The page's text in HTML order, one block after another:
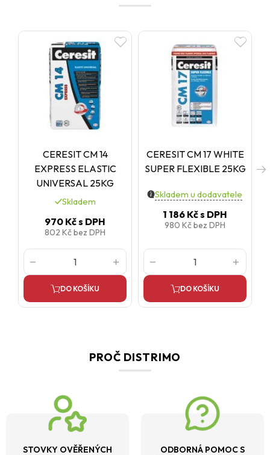
CERESIT CM 14
EXPRESS ELASTIC
UNIVERSAL 25KG
Skladem
970 Kčs DPH
802 Kčbez DPH
DO KOŠÍKU
CERESIT CM 17 WHITE
SUPER FLEXIBLE 25KG
Skladem u dodavatele
1 186 Kčs DPH
980 Kčbez DPH
DO KOŠÍKU
PROČ DISTRIMO
STOVKY OVĚŘENÝCH
ODBORNÁ POMOC S